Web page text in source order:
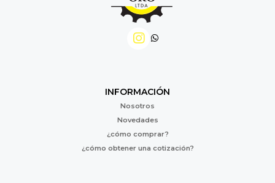
INFORMACIÓN
Nosotros
Novedades
¿cómo comprar?
¿cómo obtener una cotización?